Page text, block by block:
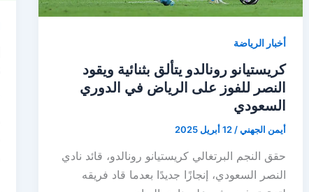
أخبار الرياضة
كريستيانو رونالدو يتألق بثنائية ويقود
النصر للفوز على الرياض في الدوري
السعودي
أيمن الجهني/ 12 أبريل 2025
حقق النجم البرتغالي كريستيانو رونالدو، قائد نادي
النصر السعودي، إنجازًا جديدًا بعدما قاد فريقه